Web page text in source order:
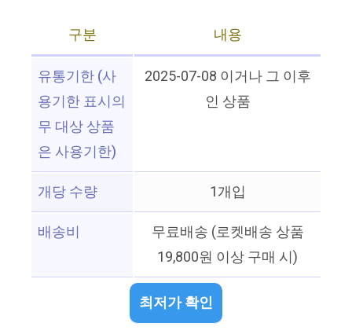
구분
내용
유통기한 (사
용기한 표시의
무 대상 상품
은 사용기한)
2025-07-08 이거나 그 이후
인 상품
개당 수량
1개입
배송비
무료배송 (로켓배송 상품
19,800원 이상 구매 시)
최저가 확인